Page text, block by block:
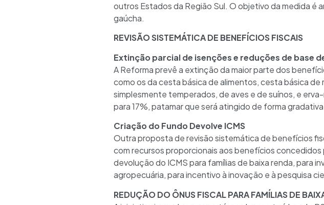
outros Estados da Região Sul. O objetivo da medida é
gaúcha.
REVISÃO SISTEMÁTICA DE BENEFÍCIOS FISCAIS
Extinção parcial de isenções e reduções de base
A Reforma prevê a extinção da maior parte dos
como os da cesta básica de alimentos, cesta básica
simplesmente temperados, de aves e de suínos, e
para 17%, patamar que será atingido de forma
Criação do Fundo Devolve ICMS
Outra proposta de revisão sistemática de benefícios
com recursos proporcionais aos benefícios
devolução do ICMS para famílias de baixa renda, para
agropecuária, para incentivo à inovação e à pesquisa
REDUÇÃO DO ÔNUS FISCAL PARA FAMÍLIAS DE